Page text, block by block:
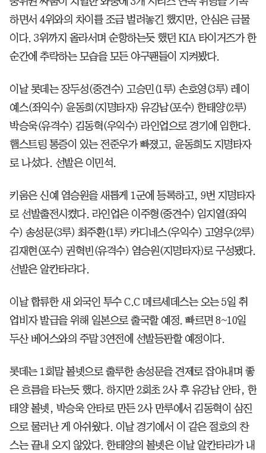
하면서 4위와의 차이를 조금 벌려놓긴 했지만, 안심은 금물
이다. 3위까지 올라서며 순항하는듯 했던 KIA 타이거즈가 한
순간에 추락하는 모습을 모든 야구팬들이 지켜봤다.
이날 롯데는 장두성(중견수) 고승민(1루) 손호영(3루) 레이
예스(좌익수) 윤동희(지명타자) 유강남(포수) 한태양(2루)
박승욱(유격수) 김동혁(우익수) 라인업으로 경기에 임한다.
햄스트링 통증이 있는 전준우가 빠졌고, 윤동희도 지명타자
로 나섰다. 선발은 이민석.
키움은 신예 염승원을 새롭게 1군에 등록하고, 9번 지명타자
로 선발출전시켰다. 라인업은 이주형(중견수) 임지열(좌익
수) 송성문(3루) 최주환(1루) 카디네스(우익수) 고영우(2루)
김재현(포수) 권혁빈(유격수) 염승원(지명타자)로 구성됐다.
선발은 알칸타라다.
이날 합류한 새 외국인 투수 C.C 메르세데스는 오는 5일 취
업비자 발급을 위해 일본으로 출국할 예정. 빠르면 8~10일
두산 베어스와의 주말 3연전에 선발등판할 예정이다.
롯데는 1회말 볼넷으로 출루한 송성문을 견제로 잡아내며 좋
은 흐름을 타는듯 했다. 하지만 2회초 2사 후 유강남 안타, 한
태양 볼넷, 박승욱 안타로 만든 2사 만루에서 김동혁이 삼진
으로 물러난 게 아쉬웠다. 이날 경기에서 이 같은 절호의 찬
스는 끝내 오지 않았다. 한태양의 볼넷은 이날 알칸타라가 내